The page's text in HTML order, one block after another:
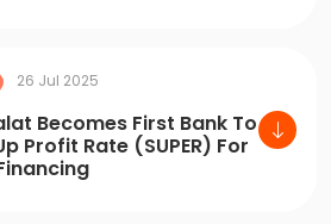
26 Jul 2025
Becomes First Bank To
Profit Rate (SUPER) For